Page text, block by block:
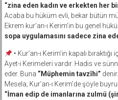
“zina eden kadın ve erkekten her
Acaba bu hüküm evli, bekar bütün
Ekrem kur’an-ı Kerim’in bu genel
sopa uygulamasını sadece zina
• Kur’an-ı Kerim’in kapalı
Ayet-i Kerimeleri vardır. Hadis ve
eder. Buna “Müphemin tavzîhi” denir.
Mesela; Kur’an-ı Kerim’de şöyle
“İman edip de imanlarına zulmü